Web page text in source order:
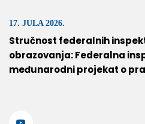
17. JULA 2026.
Stručnost federalnih
obrazovanja: Federalna
međunarodni projekat o